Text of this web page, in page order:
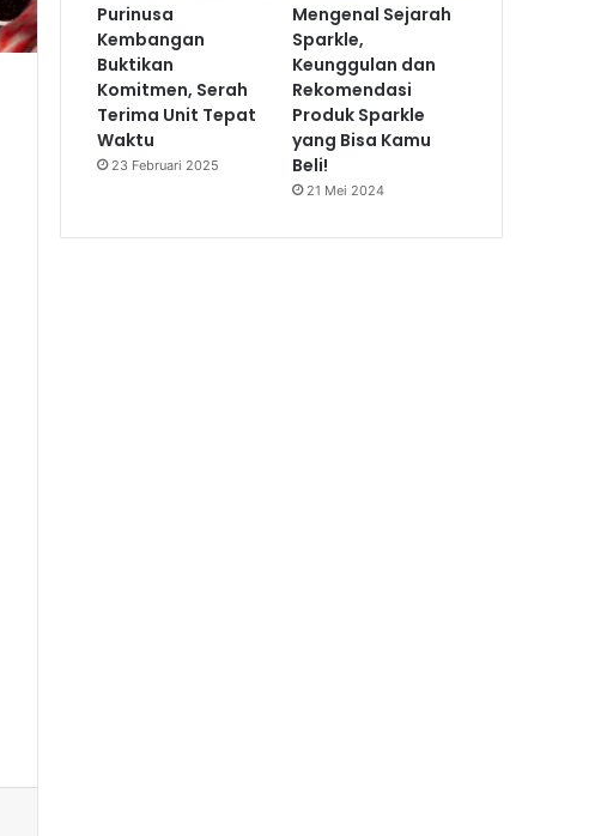
Purinusa
Kembangan
Buktikan
Komitmen, Serah
Terima Unit Tepat
Waktu
23 Februari 2025
Mengenal Sejarah
Sparkle,
Keunggulan dan
Rekomendasi
Produk Sparkle
yang Bisa Kamu
Beli!
21 Mei 2024